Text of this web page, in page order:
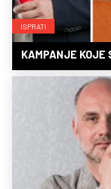
ISPRATI
KAMPANJE KOJE